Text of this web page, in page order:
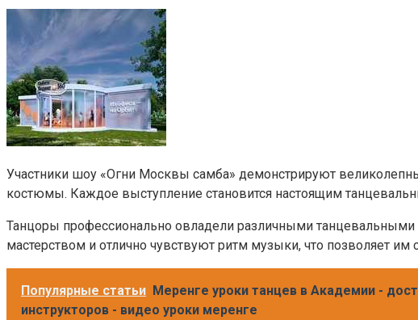
Участники шоу «Огни Москвы самба» демонстрируют
костюмы. Каждое выступление становится настоящим
Танцоры профессионально овладели различными
мастерством и отлично чувствуют ритм музыки, что позволяет
Популярные статьи Меренге уроки танцев в Академии -
инструкторов - видео уроки меренге